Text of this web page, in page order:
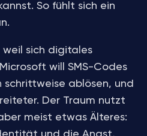
So fühlt sich ein
sich digitales
will SMS-Codes
schrittweise ablösen, und
Der Traum nutzt
meist etwas Älteres: